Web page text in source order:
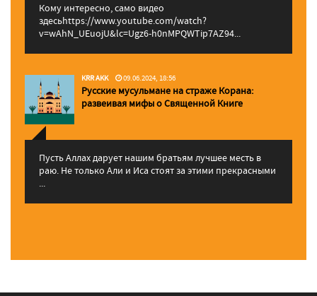
Кому интересно, само видео
здесьhttps://www.youtube.com/watch?
v=wAhN_UEuojU&lc=Ugz6-h0nMPQWTip7AZ94...
KRR AKK 09.06.2024, 18:56
Русские мусульмане на страже Корана:
pазвеивая мифы о Священной Книге
Пусть Аллах дарует нашим братьям лучшее месть в
раю. Не только Али и Иса стоят за этими прекрасными
...